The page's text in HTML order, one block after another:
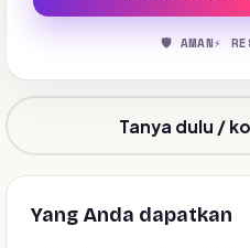
🛡️ AMAN⚡
Tanya dulu /
Yang Anda dapatkan